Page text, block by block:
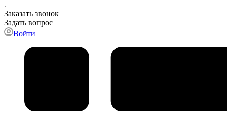
Заказать звонок
Задать вопрос
Войти